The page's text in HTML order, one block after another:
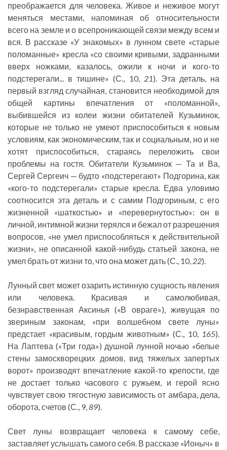
преображается для человека. Живое и неживое могут
меняться местами, напоминая об относительности
всего на земле и о всепроникающей связи между всем и
вся. В рассказе «У знакомых» в лунном свете «старые
поломанные» кресла «со своими кривыми, задранными
вверх ножками, казалось, ожили к ночи и кого-то
подстерегали... в тишине» (С., 10, 21). Эта деталь, на
первый взгляд случайная, становится необходимой для
общей картины впечатления от «поломанной»,
выбившейся из колеи жизни обитателей Кузьминок,
которые не только не умеют приспособиться к новым
условиям, как экономическим, так и социальным, но и не
хотят приспособиться, стараясь переложить свои
проблемы на гостя. Обитатели Кузьминок — Та и Ва,
Сергей Сергеич — будто «подстерегают» Подгорина, как
«кого-то подстерегали» старые кресла. Едва уловимо
соотносится эта деталь и с самим Подгориным, с его
жизненной «шаткостью» и «перевернутостью»: он в
личной, интимной жизни терялся и бежал от разрешения
вопросов, «не умел приспособляться к действительной
жизни», не описанной какой-нибудь статьей закона, не
умел брать от жизни то, что она может дать (С., 10, 22).
Лунный свет может озарить истинную сущность явления
или человека. Красивая и самолюбивая,
безнравственная Аксинья («В овраге»), живущая по
звериным законам, «при волшебном свете луны»
предстает «красивым, гордым животным» (С., 10, 165).
На Лаптева («Три года») душной лунной ночью «белые
стены замоскворецких домов, вид тяжелых запертых
ворот» производят впечатление какой-то крепости, где
не достает только часового с ружьем, и герой ясно
чувствует свою тягостную зависимость от амбара, дела,
оборота, счетов (С., 9,89).
Свет луны возвращает человека к самому себе,
заставляет услышать самого себя. В рассказе «Ионыч» в